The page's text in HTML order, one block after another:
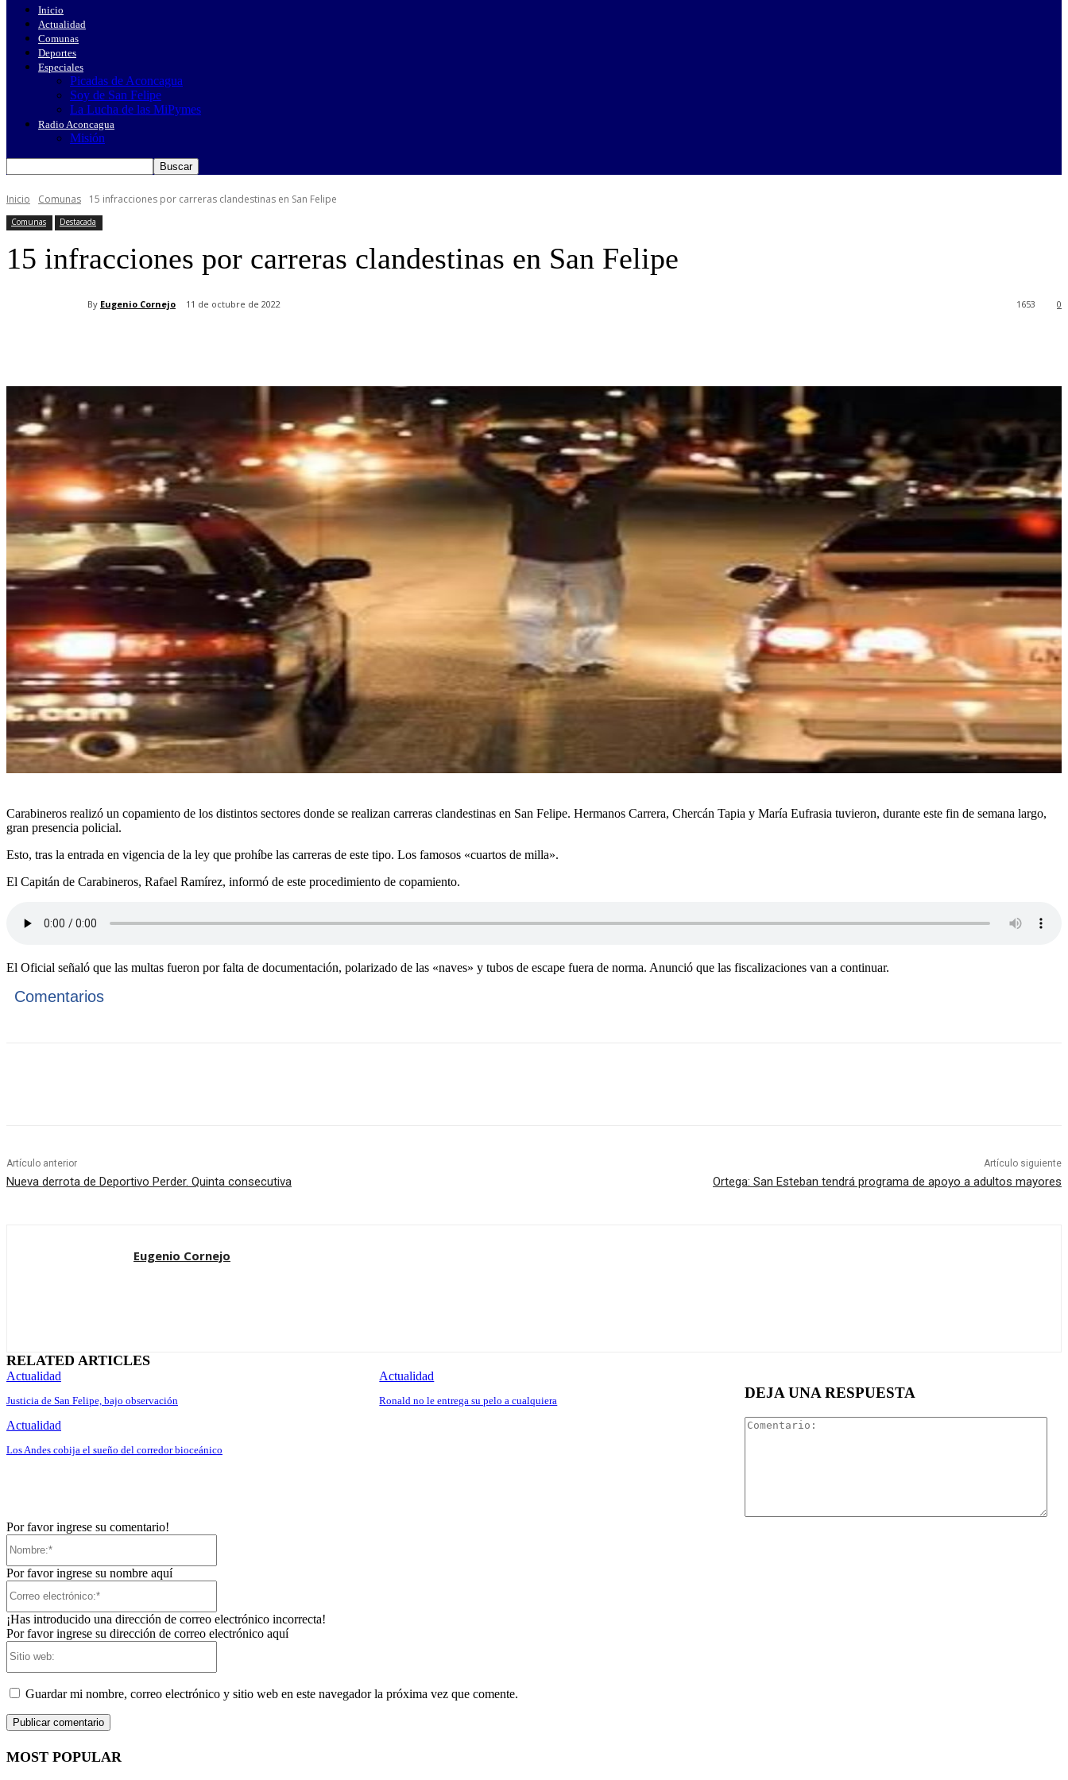
Inicio
Actualidad
Comunas
Deportes
Especiales
Picadas de Aconcagua
Soy de San Felipe
La Lucha de las MiPymes
Radio Aconcagua
Misión
Inicio Comunas 15 infracciones por carreras clandestinas en San Felipe
Comunas Destacada
15 infracciones por carreras clandestinas en San Felipe
By Eugenio Cornejo 11 de octubre de 2022 0
1653
Carabineros realizó un copamiento de los distintos sectores donde se realizan carreras clandestinas en San Felipe. Hermanos Carrera, Chercán Tapia y María Eufrasia tuvieron, durante este fin de semana largo,
gran presencia policial.
Esto, tras la entrada en vigencia de la ley que prohíbe las carreras de este tipo. Los famosos «cuartos de milla».
El Capitán de Carabineros, Rafael Ramírez, informó de este procedimiento de copamiento.
El Oficial señaló que las multas fueron por falta de documentación, polarizado de las «naves» y tubos de escape fuera de norma. Anunció que las fiscalizaciones van a continuar.
Comentarios
Artículo anterior
Nueva derrota de Deportivo Perder. Quinta consecutiva
Artículo siguiente
Ortega: San Esteban tendrá programa de apoyo a adultos mayores
Eugenio Cornejo
RELATED ARTICLES
Actualidad
Justicia de San Felipe, bajo observación
Actualidad
Ronald no le entrega su pelo a cualquiera
Actualidad
Los Andes cobija el sueño del corredor bioceánico
DEJA UNA RESPUESTA
Por favor ingrese su comentario!
Por favor ingrese su nombre aquí
¡Has introducido una dirección de correo electrónico incorrecta!
Por favor ingrese su dirección de correo electrónico aquí
Guardar mi nombre, correo electrónico y sitio web en este navegador la próxima vez que comente.
MOST POPULAR